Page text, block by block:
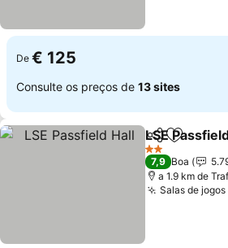
De € 125
Consulte os preços de 13 sites
Partilhar
LSE
2 Estrelas
7,9 Boa
a 1.9 km de
Salas de